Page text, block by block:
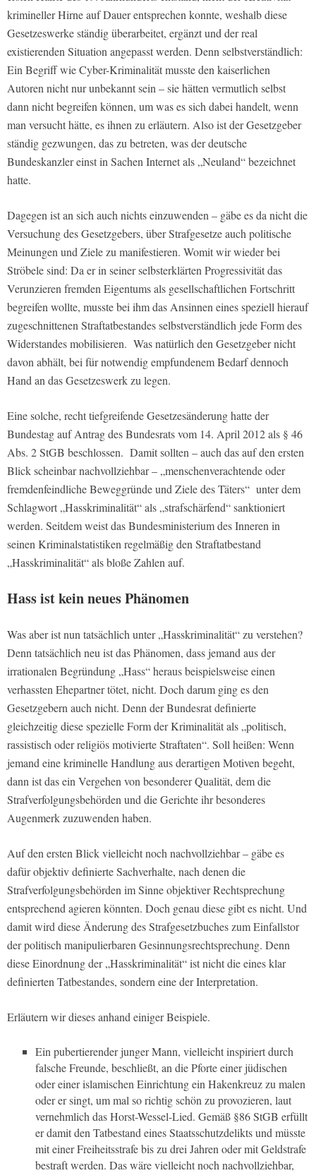
krimineller Hirne auf Dauer entsprechen konnte, weshalb diese
Gesetzeswerke ständig überarbeitet, ergänzt und der real
existierenden Situation angepasst werden. Denn selbstverständlich:
Ein Begriff wie Cyber-Kriminalität musste den kaiserlichen
Autoren nicht nur unbekannt sein – sie hätten vermutlich selbst
dann nicht begreifen können, um was es sich dabei handelt, wenn
man versucht hätte, es ihnen zu erläutern. Also ist der Gesetzgeber
ständig gezwungen, das zu betreten, was der deutsche
Bundeskanzler einst in Sachen Internet als „Neuland“ bezeichnet
hatte.
Dagegen ist an sich auch nichts einzuwenden – gäbe es da nicht die
Versuchung des Gesetzgebers, über Strafgesetze auch politische
Meinungen und Ziele zu manifestieren. Womit wir wieder bei
Ströbele sind: Da er in seiner selbsterklärten Progressivität das
Verunzieren fremden Eigentums als gesellschaftlichen Fortschritt
begreifen wollte, musste bei ihm das Ansinnen eines speziell hierauf
zugeschnittenen Straftatbestandes selbstverständlich jede Form des
Widerstandes mobilisieren. Was natürlich den Gesetzgeber nicht
davon abhält, bei für notwendig empfundenem Bedarf dennoch
Hand an das Gesetzeswerk zu legen.
Eine solche, recht tiefgreifende Gesetzesänderung hatte der
Bundestag auf Antrag des Bundesrats vom 14. April 2012 als § 46
Abs. 2 StGB beschlossen. Damit sollten – auch das auf den ersten
Blick scheinbar nachvollziehbar – „menschenverachtende oder
fremdenfeindliche Beweggründe und Ziele des Täters“ unter dem
Schlagwort „Hasskriminalität“ als „strafschärfend“ sanktioniert
werden. Seitdem weist das Bundesministerium des Inneren in
seinen Kriminalstatistiken regelmäßig den Straftatbestand
„Hasskriminalität“ als bloße Zahlen auf.
Hass ist kein neues Phänomen
Was aber ist nun tatsächlich unter „Hasskriminalität“ zu verstehen?
Denn tatsächlich neu ist das Phänomen, dass jemand aus der
irrationalen Begründung „Hass“ heraus beispielsweise einen
verhassten Ehepartner tötet, nicht. Doch darum ging es den
Gesetzgebern auch nicht. Denn der Bundesrat definierte
gleichzeitig diese spezielle Form der Kriminalität als „politisch,
rassistisch oder religiös motivierte Straftaten“. Soll heißen: Wenn
jemand eine kriminelle Handlung aus derartigen Motiven begeht,
dann ist das ein Vergehen von besonderer Qualität, dem die
Strafverfolgungsbehörden und die Gerichte ihr besonderes
Augenmerk zuzuwenden haben.
Auf den ersten Blick vielleicht noch nachvollziehbar – gäbe es
dafür objektiv definierte Sachverhalte, nach denen die
Strafverfolgungsbehörden im Sinne objektiver Rechtsprechung
entsprechend agieren könnten. Doch genau diese gibt es nicht. Und
damit wird diese Änderung des Strafgesetzbuches zum Einfallstor
der politisch manipulierbaren Gesinnungsrechtsprechung. Denn
diese Einordnung der „Hasskriminalität“ ist nicht die eines klar
definierten Tatbestandes, sondern eine der Interpretation.
Erläutern wir dieses anhand einiger Beispiele.
Ein pubertierender junger Mann, vielleicht inspiriert durch
falsche Freunde, beschließt, an die Pforte einer jüdischen
oder einer islamischen Einrichtung ein Hakenkreuz zu malen
oder er singt, um mal so richtig schön zu provozieren, laut
vernehmlich das Horst-Wessel-Lied. Gemäß §86 StGB erfüllt
er damit den Tatbestand eines Staatsschutzdelikts und müsste
mit einer Freiheitsstrafe bis zu drei Jahren oder mit Geldstrafe
bestraft werden. Das wäre vielleicht noch nachvollziehbar,